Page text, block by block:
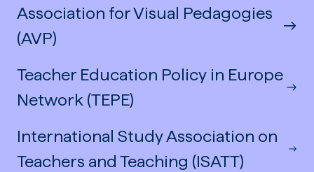
Association for Visual Pedagogies
(AVP)
Teacher Education Policy in Europe
Network (TEPE)
International Study Association on
Teachers and Teaching (ISATT)